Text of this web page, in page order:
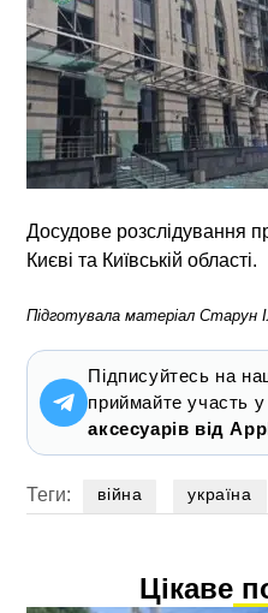
Досудове розслідування
Києві та Київській області.
Підготувала матеріал Старун
Підписуйтесь на
приймайте участь у
аксесуарів від
Теги: війна україна
Цікаве